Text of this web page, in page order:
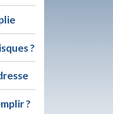
?
?